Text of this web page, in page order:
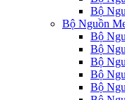
Bộ
Bộ Nguồn
Bộ
Bộ
Bộ
Bộ
Bộ